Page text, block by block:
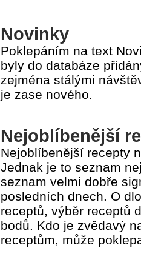
Novinky
Poklepáním na text
byly do databáze
zejména stálými
je zase nového.
Nejoblíbenější
Nejoblíbenější recepty
Jednak je to seznam
seznam velmi dobře
posledních dnech. O
receptů, výběr receptů
bodů. Kdo je zvědavý
receptům, může